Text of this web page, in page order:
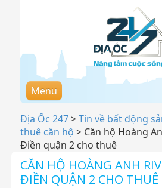
Menu
Địa Ốc 247>Tin về bất động
thuê căn hộ > Căn hộ Hoàng
Điền quận 2 cho thuê
CĂN HỘ HOÀNG ANH
ĐIỀN QUẬN 2 CHO THUÊ